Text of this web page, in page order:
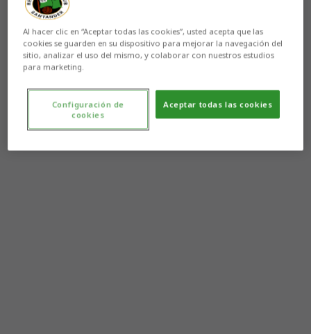
Al hacer clic en “Aceptar todas las cookies”, usted acepta que las
cookies se guarden en su dispositivo para mejorar la navegación del
sitio, analizar el uso del mismo, y colaborar con nuestros estudios
para marketing.
Aceptar todas las cookies
Configuración de
cookies